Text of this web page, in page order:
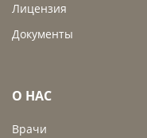
Лицензия
Документы
О НАС
Врачи